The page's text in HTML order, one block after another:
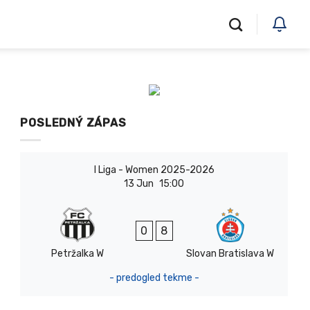
POSLEDNÝ ZÁPAS
I Liga - Women 2025-2026
13 Jun 15:00
Petržalka W
0 8
Slovan Bratislava W
- predogled tekme -